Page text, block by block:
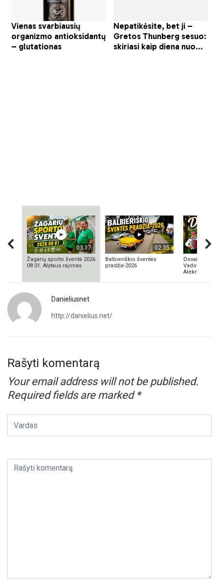
03:17
Žagarių sporto šventė 2026
08 01. Alytaus rajonas
02:35
Balbieriškio šventės
pradžia-2026
Dovainonių
Vadovas
Aleknavičius
Danieliusnet
http://danielius.net/
Rašyti komentarą
Your email address will not be published.
Required fields are marked *